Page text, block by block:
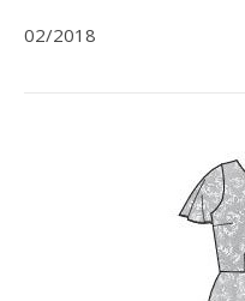
02/2018